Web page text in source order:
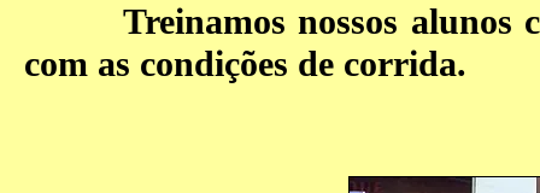
Treinamos nossos alunos
com as condições de corrida.